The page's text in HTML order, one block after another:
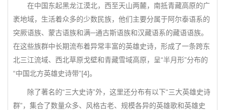
在中国东起黑龙江漠北，西至天山两麓，南抵青藏高原的广
袤地域，生活着众多的少数民族，他们主要分属于阿尔泰语系的
突厥语族、蒙古语族和满─通古斯语族和汉藏语系的藏语语族。
在这些族群中长期流布着异常丰富的英雄史诗，形成了一条跨东
北三江流域、西北草原戈壁和青藏雪域高原，呈“半月形”分布的
“中国北方英雄史诗带”[4]。
除了著名的“三大史诗”外，这里还分布有以下“三大英雄史诗
群”，集合了数量众多、风格古老、规模各异的英雄歌和英雄史